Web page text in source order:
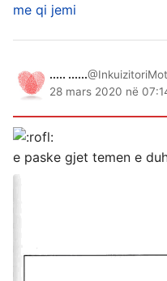
me qi jemi
..... ......
28 mars 2020 në
e paske gjet temen e